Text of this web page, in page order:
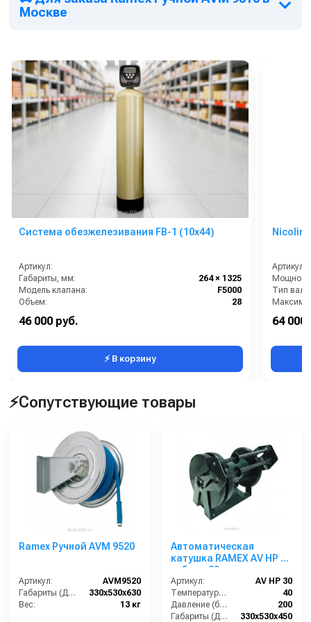
Москве
Система обезжелезивания FB-1 (10х44)
Артикул:
Габариты, мм:
264 × 1325
Модель клапана:
F5000
Объем:
28
46 000 руб.
⚡ В корзину
Nicolini
Артикул:
Тип вала:
Страна-
64 000
⚡Сопутствующие товары
Ramex Ручной AVM 9520
Артикул:
AVM9520
Габариты (ДхШхВ):
330x530x630
Вес:
13 кг
Автоматическая
катушка RAMEX AV HP 30
гибрид 30м
Артикул:
AV HP 30
Температура (°C):
40
Давление (бар):
200
Габариты (ДхШхВ):
330x530x450